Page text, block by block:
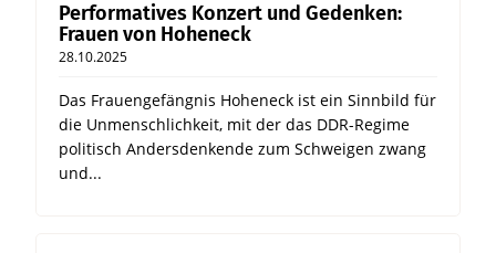
Performatives Konzert und Gedenken:
Frauen von Hoheneck
28.10.2025
Das Frauengefängnis Hoheneck ist ein Sinnbild für
die Unmenschlichkeit, mit der das DDR-Regime
politisch Andersdenkende zum Schweigen zwang
und...